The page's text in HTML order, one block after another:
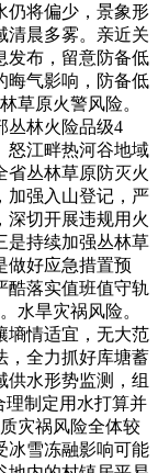
仍将偏少，景象形
清晨多雾。亲近关
发布，留意防备低
晦气影响，防备低
草原火警风险。
丛林火险品级4
怒江畔热河谷地域
省丛林草原防灭火
加强入山登记，严
深切开展违规用火
是持续加强丛林草
做好应急措置预
酷落实值班值守轨
水旱灾祸风险。
墒情适宜，无大范
，全力抓好库塘蓄
供水形势监测，组
理制定用水打算并
灾祸风险全体较
冰雪冻融影响可能